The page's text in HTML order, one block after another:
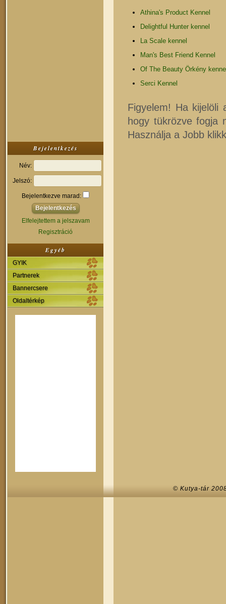
Bejelentkezés
Név:
Jelszó:
Bejelentkezve marad:
Elfelejtettem a jelszavam
Regisztráció
Egyéb
GYIK
Partnerek
Bannercsere
Oldaltérkép
Athina's Product Kennel
Delightful Hunter kennel
La Scale kennel
Man's Best Friend Kennel
Of The Beauty Örkény
Serci Kennel
Figyelem! Ha kijelöli
hogy tükrözve fogja
Használja a Jobb
© Kutya-tár